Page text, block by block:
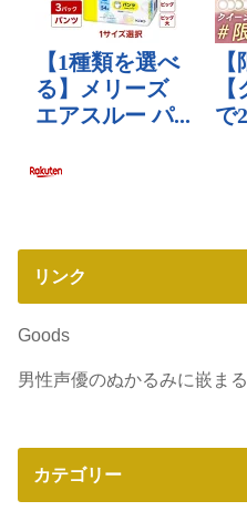
リンク
Goods
男性声優のぬかるみに嵌まる
カテゴリー